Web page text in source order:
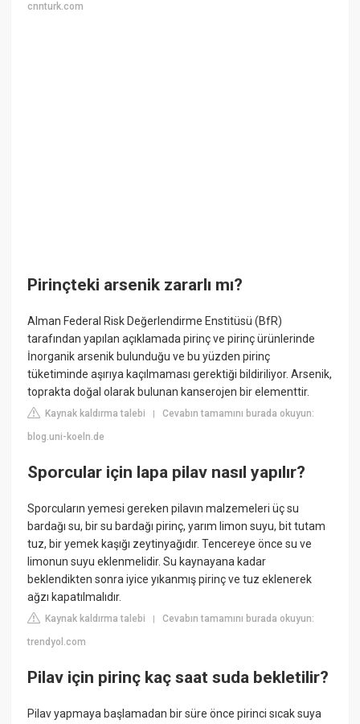
cnnturk.com
Pirinçteki arsenik zararlı mı?
Alman Federal Risk Değerlendirme Enstitüsü (BfR)
tarafından yapılan açıklamada pirinç ve pirinç ürünlerinde
İnorganik arsenik bulunduğu ve bu yüzden pirinç
tüketiminde aşırıya kaçılmaması gerektiği bildiriliyor. Arsenik,
toprakta doğal olarak bulunan kanserojen bir elementtir.
Kaynak kaldırma talebi |Cevabın tamamını burada okuyun:
blog.uni-koeln.de
Sporcular için lapa pilav nasıl yapılır?
Sporcuların yemesi gereken pilavın malzemeleri üç su
bardağı su, bir su bardağı pirinç, yarım limon suyu, bit tutam
tuz, bir yemek kaşığı zeytinyağıdır. Tencereye önce su ve
limonun suyu eklenmelidir. Su kaynayana kadar
beklendikten sonra iyice yıkanmış pirinç ve tuz eklenerek
ağzı kapatılmalıdır.
Kaynak kaldırma talebi |Cevabın tamamını burada okuyun:
trendyol.com
Pilav için pirinç kaç saat suda bekletilir?
Pilav yapmaya başlamadan bir süre önce pirinci sıcak suya